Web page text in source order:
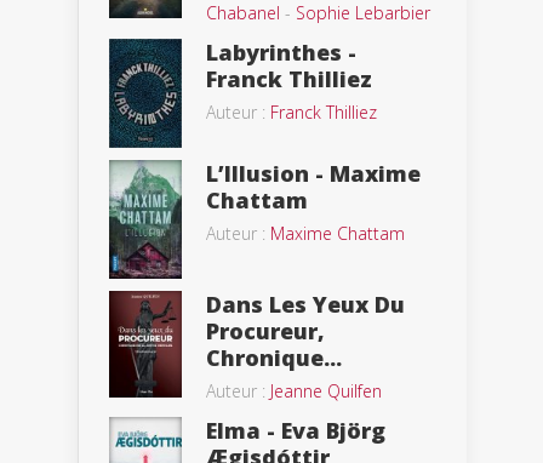
Chabanel - Sophie Lebarbier
Labyrinthes -
Franck Thilliez
Auteur : Franck Thilliez
L’Illusion - Maxime
Chattam
Auteur : Maxime Chattam
Dans Les Yeux Du
Procureur,
Chronique...
Auteur : Jeanne Quilfen
Elma - Eva Björg
Ægisdóttir